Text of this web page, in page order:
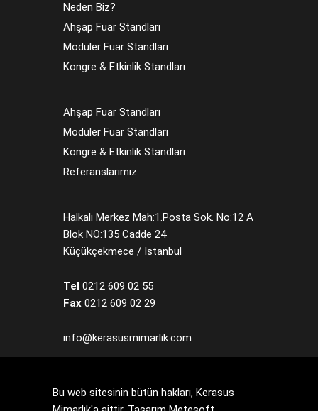
Neden Biz?
Ahşap Fuar Standları
Modüler Fuar Standları
Kongre & Etkinlik Standları
Ahşap Fuar Standları
Modüler Fuar Standları
Kongre & Etkinlik Standları
Referanslarımız
Halkalı Merkez Mah:1.Posta Sok. No:12 A
Blok NO:135 Cadde 24
Küçükçekmece / İstanbul
Tel 0212 609 02 55
Fax 0212 609 02 29
info@kerasusmimarlik.com
Bu web sitesinin bütün hakları, Kerasus